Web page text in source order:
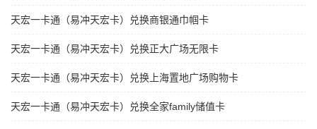
天宏一卡通（易冲天宏卡）兑换商银通巾帼卡
天宏一卡通（易冲天宏卡）兑换正大广场无限卡
天宏一卡通（易冲天宏卡）兑换上海置地广场购物卡
天宏一卡通（易冲天宏卡）兑换全家family储值卡